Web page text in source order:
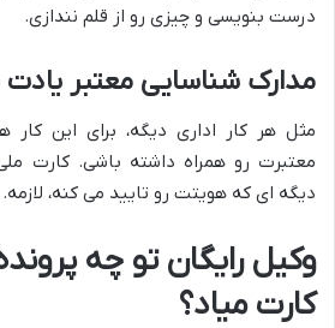
درست بنویسی و چیزی رو از قلم نندازی.
مدارک شناسایی معتبر یادت
مثل هر کار اداری دیگه، برای این کار
معتبرت رو همراه داشته باشی. کارت
دیگه ای که هویتت رو تایید می کنه، لازمه.
وکیل رایگان تو چه
کارت میاد؟